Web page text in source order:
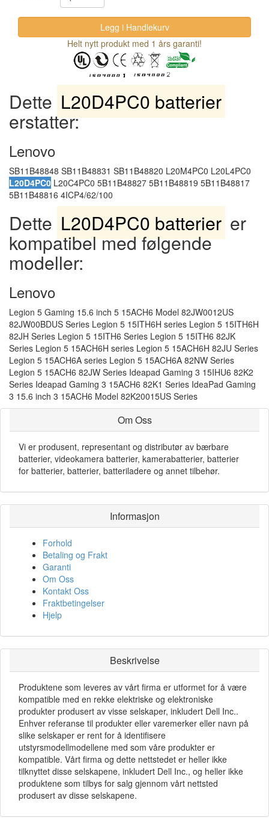
Helt nytt produkt med 1 års garanti!
Dette L20D4PC0 batterier
erstatter:
Lenovo
SB11B48848 SB11B48831 SB11B48820 L20M4PC0 L20L4PC0
L20D4PC0 L20C4PC0 5B11B48827 5B11B48819 5B11B48817
5B11B48816 4ICP4/62/100
Dette L20D4PC0 batterier er
kompatibel med følgende
modeller:
Lenovo
Legion 5 Gaming 15.6 inch 5 15ACH6 Model 82JW0012US
82JW00BDUS Series Legion 5 15ITH6H series Legion 5 15ITH6H
82JH Series Legion 5 15ITH6 Series Legion 5 15ITH6 82JK
Series Legion 5 15ACH6H series Legion 5 15ACH6H 82JU Series
Legion 5 15ACH6A series Legion 5 15ACH6A 82NW Series
Legion 5 15ACH6 82JW Series Ideapad Gaming 3 15IHU6 82K2
Series Ideapad Gaming 3 15ACH6 82K1 Series IdeaPad Gaming
3 15.6 inch 3 15ACH6 Model 82K20015US Series
Om Oss
Vi er produsent, representant og distributør av bærbare
batterier, videokamera batterier, kamerabatterier, batterier
for batterier, batterier, batteriladere og annet tilbehør.
Informasjon
Forhold
Betaling og Frakt
Garanti
Om Oss
Kontakt Oss
Fraktbetingelser
Hjelp
Beskrivelse
Produktene som leveres av vårt firma er utformet for å være
kompatible med en rekke elektriske og elektroniske
produkter produsert av visse selskaper, inkludert Dell Inc..
Enhver referanse til produkter eller varemerker eller navn på
slike selskaper er rent for å identifisere
utstyrsmodellmodellene med som våre produkter er
kompatible. Vårt firma og dette nettstedet er heller ikke
tilknyttet disse selskapene, inkludert Dell Inc., og heller ikke
produktene som tilbys for salg gjennom vårt nettsted
produsert av disse selskapene.